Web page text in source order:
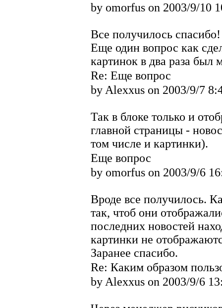
by omorfus on 2003/9/10
Все получилось спасибо!
Еще один вопрос как
картинок в два раза был
Re: Еще вопрос
by Alexxus on 2003/9/7
Так в блоке только и
главной страницы -
том числе и картинки).
Еще вопрос
by omorfus on 2003/9/6
Вроде все получилось.
так, чтоб они
последних новостей
картинки не
Заранее спасибо.
Re: Каким образом
by Alexxus on 2003/9/6